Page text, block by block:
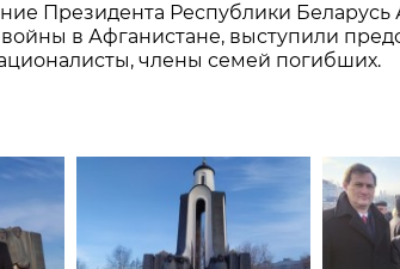
Президента Республики Беларусь
в Афганистане, выступили
члены семей погибших.